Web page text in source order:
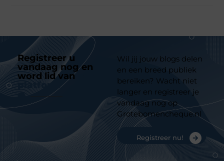
Registreer u
vandaag nog en
word lid van
platform
Wil jij jouw blogs delen
en een breed publiek
bereiken? Wacht niet
langer en registreer je
vandaag nog op
Grotebomencheque.nl
Registreer nu!